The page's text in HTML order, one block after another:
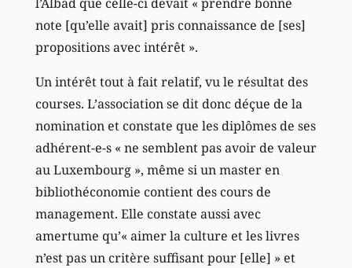
note [qu’elle avait] pris connaissance de [ses]
propositions avec intérêt ».
Un intérêt tout à fait relatif, vu le résultat des
courses. L’association se dit donc déçue de la
nomination et constate que les diplômes de ses
adhérent-e-s « ne semblent pas avoir de valeur
au Luxembourg », même si un master en
bibliothéconomie contient des cours de
management. Elle constate aussi avec
amertume qu’« aimer la culture et les livres
n’est pas un critère suffisant pour [elle] » et